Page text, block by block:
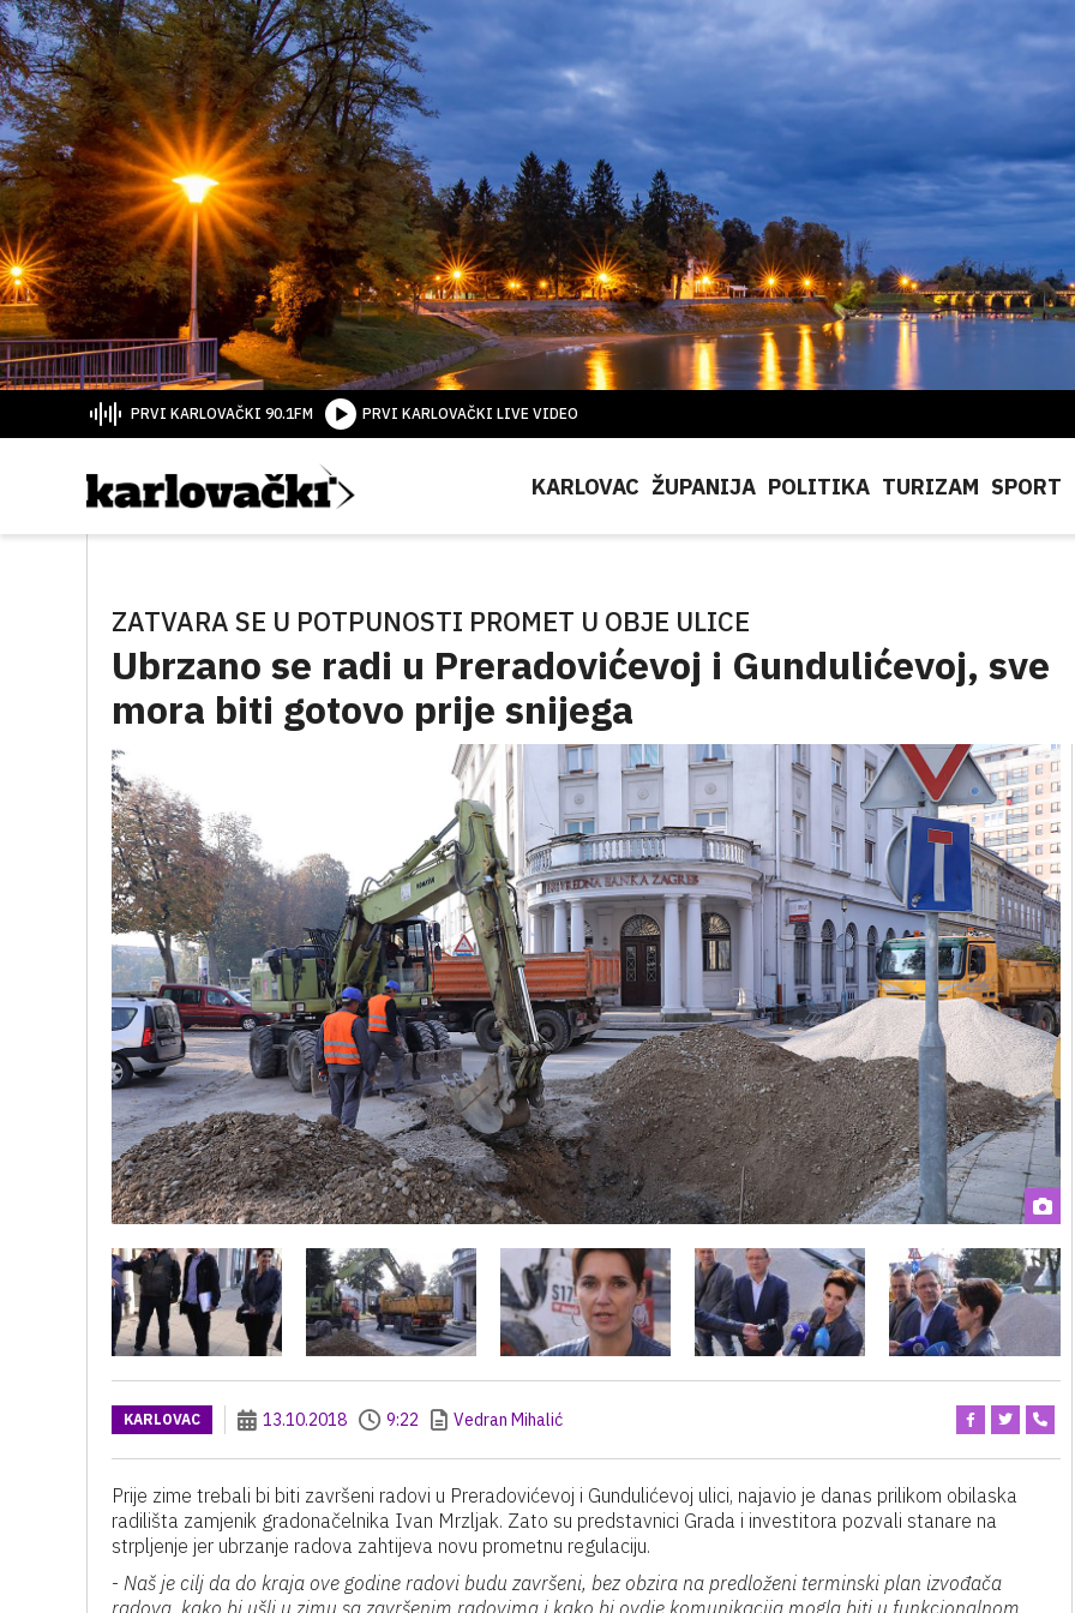
PRVI KARLOVAČKI 90.1FM PRVI KARLOVAČKI LIVE VIDEO
KARLOVAC ŽUPANIJA POLITIKA TURIZAM SPORT
ZATVARA SE U POTPUNOSTI PROMET U OBJE ULICE
Ubrzano se radi u Preradovićevoj i Gundulićevoj, sve
mora biti gotovo prije snijega
KARLOVAC 13.10.2018 9:22 Vedran Mihalić
Prije zime trebali bi biti završeni radovi u Preradovićevoj i Gundulićevoj ulici, najavio je danas prilikom obilaska
radilišta zamjenik gradonačelnika Ivan Mrzljak. Zato su predstavnici Grada i investitora pozvali stanare na
strpljenje jer ubrzanje radova zahtijeva novu prometnu regulaciju.
- Naš je cilj da do kraja ove godine radovi budu završeni, bez obzira na predloženi terminski plan izvođača
radova, kako bi ušli u zimu sa završenim radovima i kako bi ovdje komunikacija mogla biti u funkcionalnom